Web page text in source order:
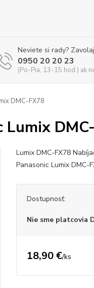
Neviete si rady?
0950 20 20 23
(Po-Pia, 13-15 hod.) ak
DMC-FX78
Lumix
Lumix DMC-FX78
Panasonic Lumix DMC-
Dostupnosť:
Nie sme platcovia
18,90 €/ks